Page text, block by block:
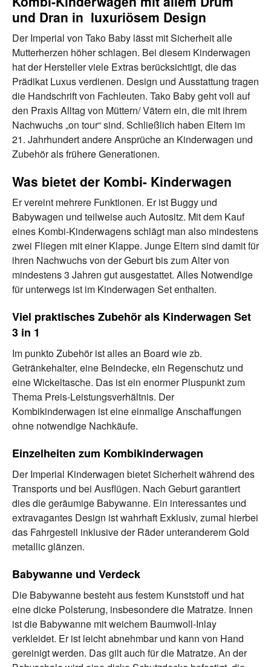
und Dran in luxuriösem Design
Der Imperial von Tako Baby lässt mit Sicherheit alle
Mutterherzen höher schlagen. Bei diesem Kinderwagen
hat der Hersteller viele Extras berücksichtigt, die das
Prädikat Luxus verdienen. Design und Ausstattung tragen
die Handschrift von Fachleuten. Tako Baby geht voll auf
den Praxis Alltag von Müttern/ Vätern ein, die mit ihrem
Nachwuchs „on tour“ sind. Schließlich haben Eltern im
21. Jahrhundert andere Ansprüche an Kinderwagen und
Zubehör als frühere Generationen.
Was bietet der Kombi- Kinderwagen
Er vereint mehrere Funktionen. Er ist Buggy und
Babywagen und teilweise auch Autositz. Mit dem Kauf
eines Kombi-Kinderwagens schlägt man also mindestens
zwei Fliegen mit einer Klappe. Junge Eltern sind damit für
ihren Nachwuchs von der Geburt bis zum Alter von
mindestens 3 Jahren gut ausgestattet. Alles Notwendige
für unterwegs ist im Kinderwagen Set enthalten.
Viel praktisches Zubehör als Kinderwagen Set
3 in 1
Im punkto Zubehör ist alles an Board wie zb.
Getränkehalter, eine Beindecke, ein Regenschutz und
eine Wickeltasche. Das ist ein enormer Pluspunkt zum
Thema Preis-Leistungsverhältnis. Der
Kombikinderwagen ist eine einmalige Anschaffungen
ohne notwendige Nachkäufe.
Einzelheiten zum Kombikinderwagen
Der Imperial Kinderwagen bietet Sicherheit während des
Transports und bei Ausflügen. Nach Geburt garantiert
dies die geräumige Babywanne. Ein interessantes und
extravagantes Design ist wahrhaft Exklusiv, zumal hierbei
das Fahrgestell inklusive der Räder unteranderem Gold
metallic glänzen.
Babywanne und Verdeck
Die Babywanne besteht aus festem Kunststoff und hat
eine dicke Polsterung, insbesondere die Matratze. Innen
ist die Babywanne mit weichem Baumwoll-Inlay
verkleidet. Er ist leicht abnehmbar und kann von Hand
gereinigt werden. Das gilt auch für die Matratze. An der